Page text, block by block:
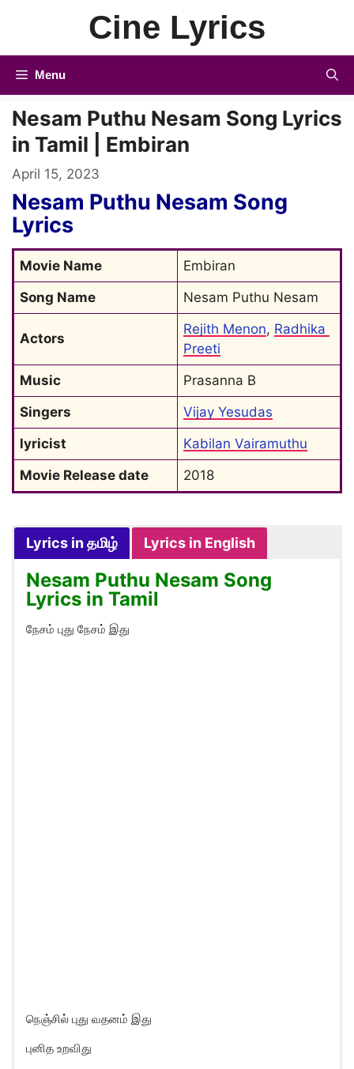
Cine Lyrics
Menu
Nesam Puthu Nesam Song Lyrics
in Tamil | Embiran
April 15, 2023
Nesam Puthu Nesam Song
Lyrics
Movie Name
Embiran
Song Name
Nesam Puthu Nesam
Actors
Rejith Menon, Radhika
Preeti
Music
Prasanna B
Singers
Vijay Yesudas
lyricist
Kabilan Vairamuthu
Movie Release date
2018
Lyrics in தமிழ் Lyrics in English
Nesam Puthu Nesam Song
Lyrics in Tamil
நேசம் புது நேசம் இது
நெஞ்சில் புது வதனம் இது
புனித உறவிது